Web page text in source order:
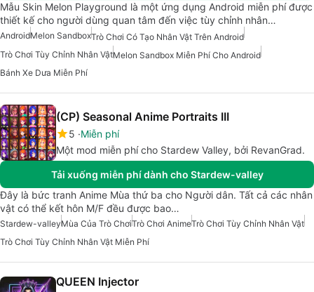
Mẫu Skin Melon Playground là một ứng dụng Android miễn phí được
thiết kế cho người dùng quan tâm đến việc tùy chỉnh nhân…
AndroidMelon SandboxTrò Chơi Có Tạo Nhân Vật Trên Android
Trò Chơi Tùy Chỉnh Nhân VậtMelon Sandbox Miễn Phí Cho Android
Bánh Xe Dưa Miễn Phí
(CP) Seasonal Anime Portraits III
5 Miễn phí
Một mod miễn phí cho Stardew Valley, bởi RevanGrad.
Tải xuống miễn phí dành cho Stardew-valley
Đây là bức tranh Anime Mùa thứ ba cho Người dân. Tất cả các nhân
vật có thể kết hôn M/F đều được bao…
Stardew-valleyMùa Của Trò ChơiTrò Chơi AnimeTrò Chơi Tùy Chỉnh Nhân Vật
Trò Chơi Tùy Chỉnh Nhân Vật Miễn Phí
QUEEN Injector